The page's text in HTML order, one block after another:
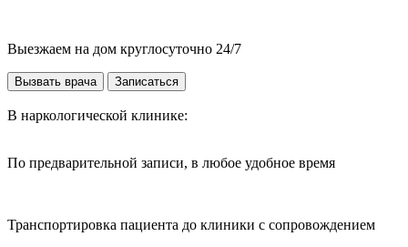
Выезжаем на дом круглосуточно 24/7
Вызвать врача Записаться
В наркологической клинике:
По предварительной записи, в любое удобное время
Транспортировка пациента до клиники с сопровождением